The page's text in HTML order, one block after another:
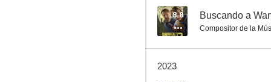
8.8 Buscando a
Compositor de la
2023